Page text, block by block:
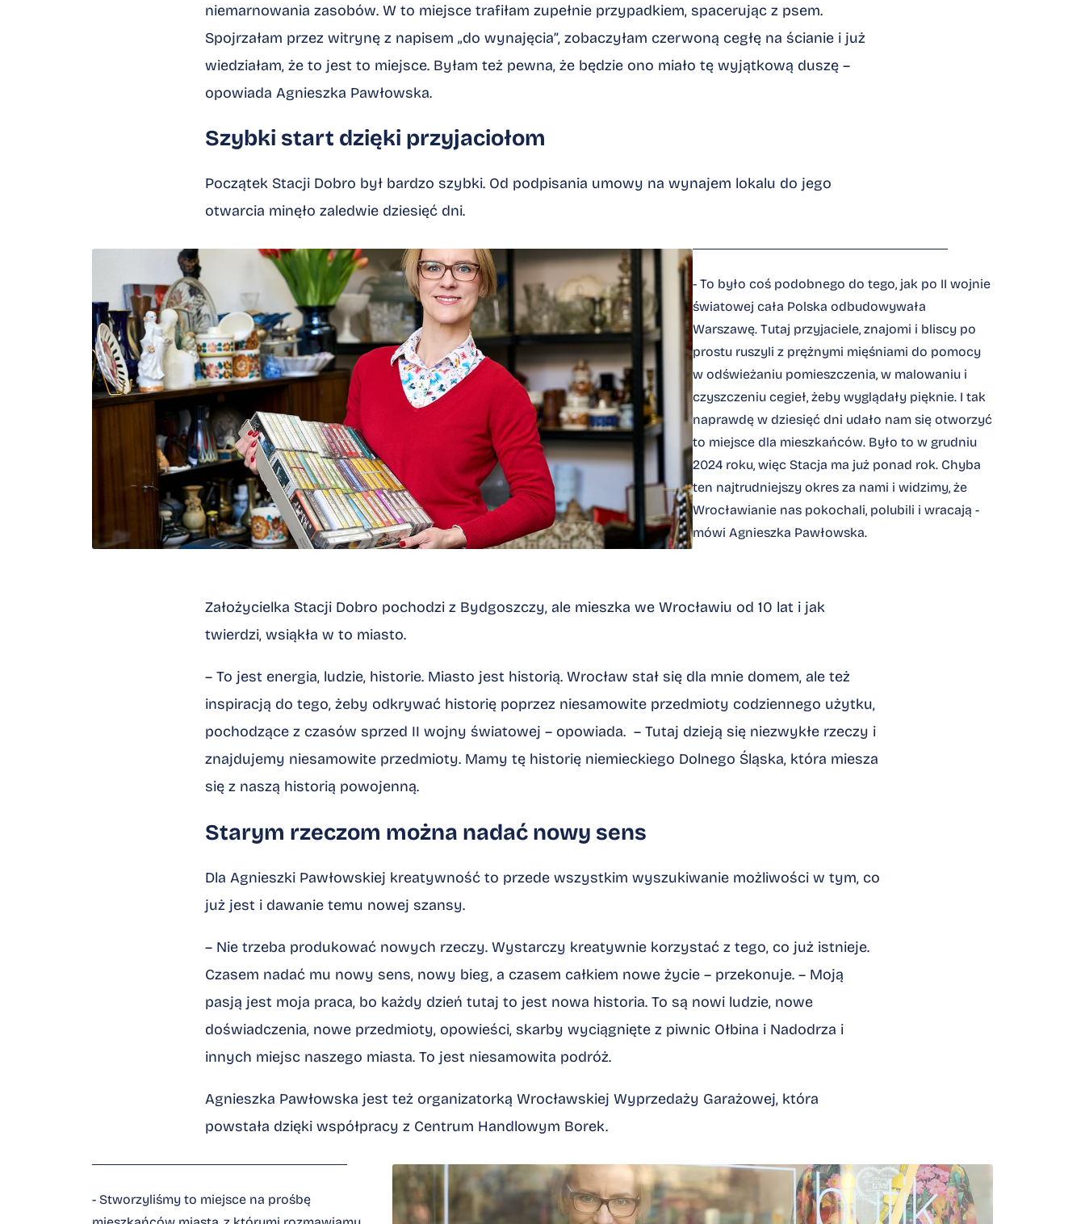
niemarnowania zasobów. W to miejsce trafiłam zupełnie przypadkiem, spacerując z psem.
Spojrzałam przez witrynę z napisem „do wynajęcia”, zobaczyłam czerwoną cegłę na ścianie i już
wiedziałam, że to jest to miejsce. Byłam też pewna, że będzie ono miało tę wyjątkową duszę –
opowiada Agnieszka Pawłowska.
Szybki start dzięki przyjaciołom
Początek Stacji Dobro był bardzo szybki. Od podpisania umowy na wynajem lokalu do jego
otwarcia minęło zaledwie dziesięć dni.
Kliknij, aby powiększyć
- To było coś podobnego do tego, jak po II wojnie
światowej cała Polska odbudowywała
Warszawę. Tutaj przyjaciele, znajomi i bliscy po
prostu ruszyli z prężnymi mięśniami do pomocy
w odświeżaniu pomieszczenia, w malowaniu i
czyszczeniu cegieł, żeby wyglądały pięknie. I tak
naprawdę w dziesięć dni udało nam się otworzyć
to miejsce dla mieszkańców. Było to w grudniu
2024 roku, więc Stacja ma już ponad rok. Chyba
ten najtrudniejszy okres za nami i widzimy, że
Wrocławianie nas pokochali, polubili i wracają -
mówi Agnieszka Pawłowska.
Założycielka Stacji Dobro pochodzi z Bydgoszczy, ale mieszka we Wrocławiu od 10 lat i jak
twierdzi, wsiąkła w to miasto.
– To jest energia, ludzie, historie. Miasto jest historią. Wrocław stał się dla mnie domem, ale też
inspiracją do tego, żeby odkrywać historię poprzez niesamowite przedmioty codziennego użytku,
pochodzące z czasów sprzed II wojny światowej – opowiada. – Tutaj dzieją się niezwykłe rzeczy i
znajdujemy niesamowite przedmioty. Mamy tę historię niemieckiego Dolnego Śląska, która miesza
się z naszą historią powojenną.
Starym rzeczom można nadać nowy sens
Dla Agnieszki Pawłowskiej kreatywność to przede wszystkim wyszukiwanie możliwości w tym, co
już jest i dawanie temu nowej szansy.
– Nie trzeba produkować nowych rzeczy. Wystarczy kreatywnie korzystać z tego, co już istnieje.
Czasem nadać mu nowy sens, nowy bieg, a czasem całkiem nowe życie – przekonuje. – Moją
pasją jest moja praca, bo każdy dzień tutaj to jest nowa historia. To są nowi ludzie, nowe
doświadczenia, nowe przedmioty, opowieści, skarby wyciągnięte z piwnic Ołbina i Nadodrza i
innych miejsc naszego miasta. To jest niesamowita podróż.
Agnieszka Pawłowska jest też organizatorką Wrocławskiej Wyprzedaży Garażowej, która
powstała dzięki współpracy z Centrum Handlowym Borek.
Kliknij, aby powiększyć
- Stworzyliśmy to miejsce na prośbę